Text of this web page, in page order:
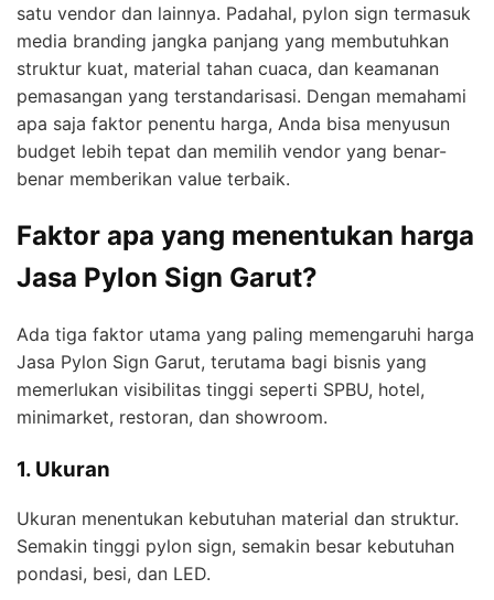
satu vendor dan lainnya. Padahal, pylon sign termasuk
media branding jangka panjang yang membutuhkan
struktur kuat, material tahan cuaca, dan keamanan
pemasangan yang terstandarisasi. Dengan memahami
apa saja faktor penentu harga, Anda bisa menyusun
budget lebih tepat dan memilih vendor yang benar-
benar memberikan value terbaik.
Faktor apa yang menentukan harga
Jasa Pylon Sign Garut?
Ada tiga faktor utama yang paling memengaruhi harga
Jasa Pylon Sign Garut, terutama bagi bisnis yang
memerlukan visibilitas tinggi seperti SPBU, hotel,
minimarket, restoran, dan showroom.
1. Ukuran
Ukuran menentukan kebutuhan material dan struktur.
Semakin tinggi pylon sign, semakin besar kebutuhan
pondasi, besi, dan LED.